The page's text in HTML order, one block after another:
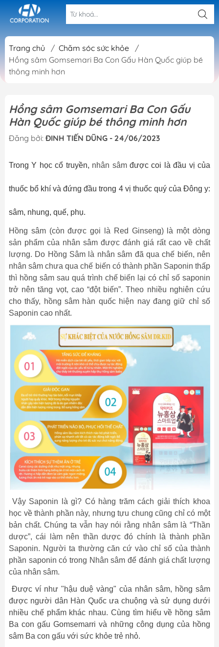
Trang chủ / Chăm sóc sức khỏe
/
Hồng sâm Gomsemari Ba Con Gấu Hàn Quốc giúp bé
thông minh hơn
Hồng sâm Gomsemari Ba Con Gấu
Hàn Quốc giúp bé thông minh hơn
Đăng bởi: ĐINH TIẾN DŨNG - 24/06/2023
Trong Y học cổ truyền, nhân sâmđược coi là đầu vị của
thuốc bổ khí và đứng đầu trong 4 vị thuốc quý của Đông y:
sâm, nhung, quế, phụ.
Hồng sâm (còn được gọi là Red Ginseng) là một dòng
sản phẩm của nhân sâm được đánh giá rất cao về chất
lượng. Do Hồng Sâm là nhân sâm đã qua chế biến, nên
nhân sâm chưa qua chế biến có thành phần Saponin thấp
thì hồng sâm sau quá trình chế biến lại có chỉ số saponin
trở nên tăng vọt, cao “đột biến”. Theo nhiều nghiên cứu
cho thấy, hồng sâm hàn quốc hiện nay đang giữ chỉ số
Saponin cao nhất.
Vậy Saponin là gì? Có hàng trăm cách giải thích khoa
học về thành phần này, nhưng tựu chung cũng chỉ có một
bản chất. Chúng ta vẫn hay nói rằng nhân sâm là “Thần
dược”, cái làm nên thần dược đó chính là thành phần
Saponin. Người ta thường căn cứ vào chỉ số của thành
phần saponin có trong Nhân sâm để đánh giá chất lượng
của nhân sâm.
Được ví như "hậu duệ vàng" của nhân sâm, hồng sâm
được người dân Hàn Quốc ưa chuộng và sử dụng dưới
nhiều chế phẩm khác nhau. Cùng tìm hiểu về hồng sâm
Ba con gấu Gomsemarri và những công dụng của hồng
sâm Ba con gấu với sức khỏe trẻ nhỏ.